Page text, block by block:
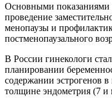
Основными показаниями
проведение
менопаузы и
постменопаузального
В России гинекологи
планировании
содержании эстрогенов
толщине эндометрия (7 и